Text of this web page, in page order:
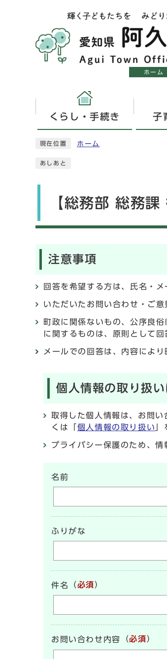
ホーム
くらし・手続き 子
現在位置 ホーム
あしあと
【総務部 総務
注意事項
回答を希望する方は、氏名・
いただいたお問い合わせ・ご
町政に関係ないもの、公序良
に関するものは、原則として回
メールでの回答は、内容によ
個人情報の取り扱い
取得した個人情報は、お問
くは「 個人情報の取り扱い
プライバシー保護のため、
名前
ふりがな
件名 （必須）
お問い合わせ内容 （必須）